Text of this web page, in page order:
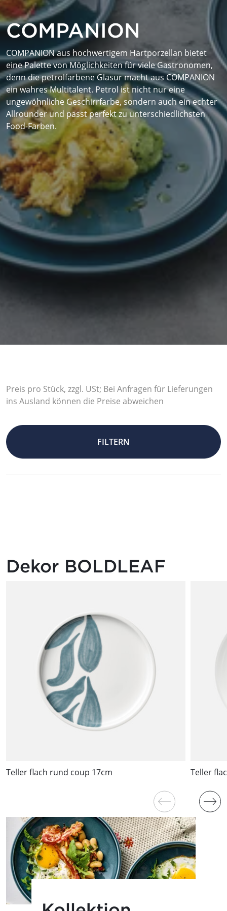
COMPANION
COMPANION aus hochwertigem Hartporzellan bietet
eine Palette von Möglichkeiten für viele Gastronomen,
denn die petrolfarbene Glasur macht aus COMPANION
ein wahres Multitalent. Petrol ist nicht nur eine
ungewöhnliche Geschirrfarbe, sondern auch ein echter
Allrounder und passt perfekt zu unterschiedlichsten
Food-Farben.
Preis pro Stück, zzgl. USt; Bei Anfragen für Lieferungen
ins Ausland können die Preise abweichen
FILTERN
Dekor BOLDLEAF
Teller flach rund coup 17cm Teller